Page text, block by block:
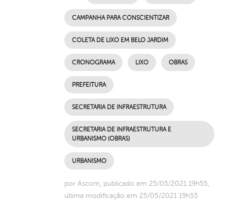
CAMPANHA PARA CONSCIENTIZAR
COLETA DE LIXO EM BELO JARDIM
CRONOGRAMA LIXO OBRAS
PREFEITURA
SECRETARIA DE INFRAESTRUTURA
SECRETARIA DE INFRAESTRUTURA E
URBANISMO (OBRAS)
URBANISMO
por Ascom, publicado em 25/05/2021 19h55,
última modificação em 25/05/2021 19h55